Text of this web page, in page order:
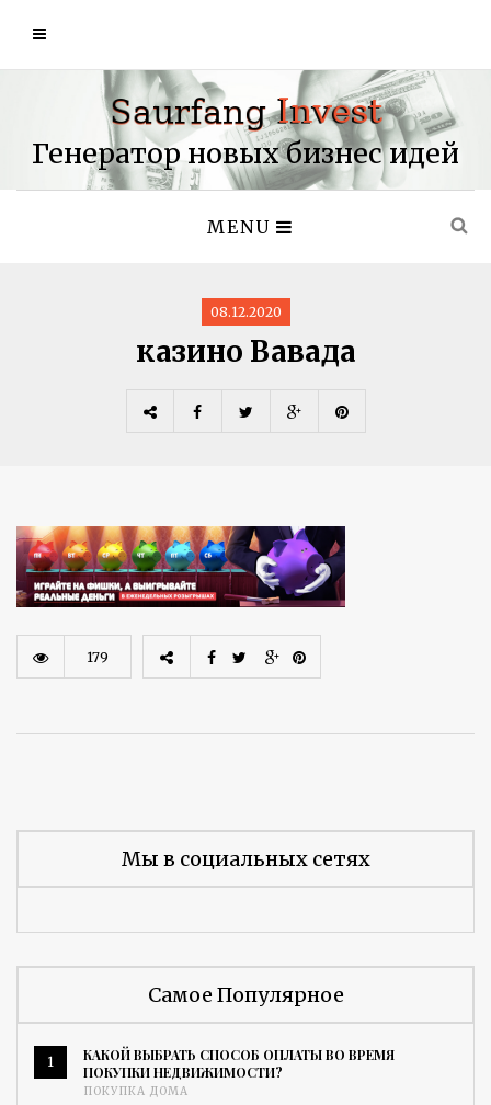
Генератор новых бизнес идей
MENU
08.12.2020
казино Вавада
179
Мы в социальных сетях
Самое Популярное
1
КАКОЙ ВЫБРАТЬ СПОСОБ ОПЛАТЫ ВО ВРЕМЯ
ПОКУПКИ НЕДВИЖИМОСТИ?
ПОКУПКА ДОМА